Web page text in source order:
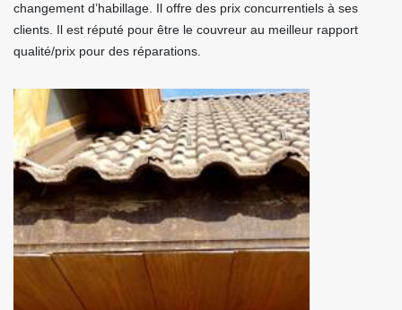
changement d’habillage. Il offre des prix concurrentiels à ses
clients. Il est réputé pour être le couvreur au meilleur rapport
qualité/prix pour des réparations.